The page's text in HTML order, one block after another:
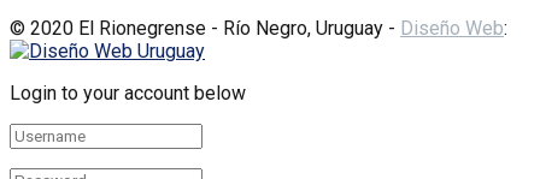
© 2020 El Rionegrense - Río Negro, Uruguay - Diseño Web:
Login to your account below